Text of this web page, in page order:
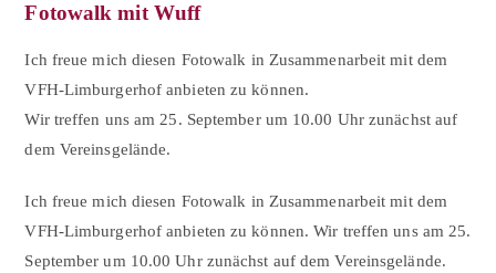
Fotowalk mit Wuff
Ich freue mich diesen Fotowalk in Zusammenarbeit mit dem
VFH-Limburgerhof anbieten zu können.
Wir treffen uns am 25. September um 10.00 Uhr zunächst auf
dem Vereinsgelände.
Ich freue mich diesen Fotowalk in Zusammenarbeit mit dem
VFH-Limburgerhof anbieten zu können. Wir treffen uns am 25.
September um 10.00 Uhr zunächst auf dem Vereinsgelände.